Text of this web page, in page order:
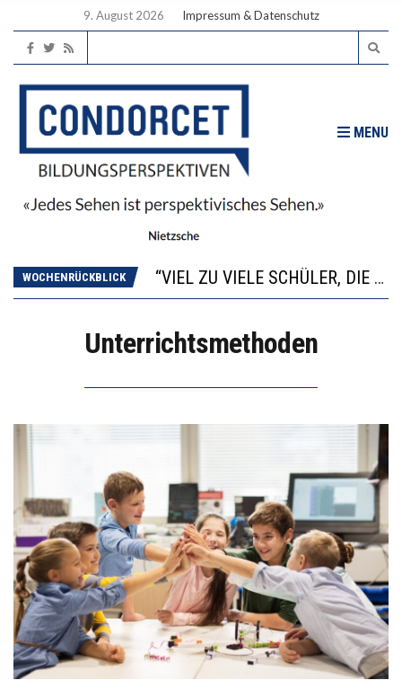
9. August 2026 Impressum & Datenschutz
MENU
WOCHENRÜCKBLICK
DIE GANZE HILFLOSIGKEIT DES BILDUNGSBÜRGERTUMS
Unterrichtsmethoden